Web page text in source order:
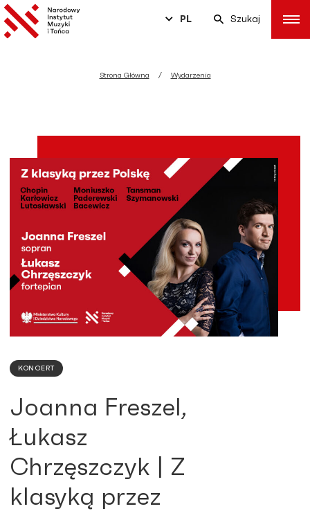
PL Szukaj
Strona Główna Wydarzenia
KONCERT
Joanna Freszel,
Łukasz
Chrzęszczyk | Z
klasyką przez